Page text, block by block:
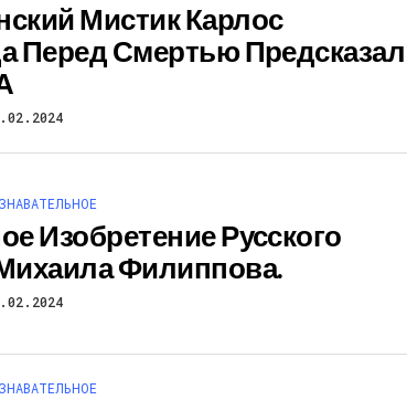
Мистик Карлос
Перед Смертью Предсказал
Изобретение Русского
Филиппова.